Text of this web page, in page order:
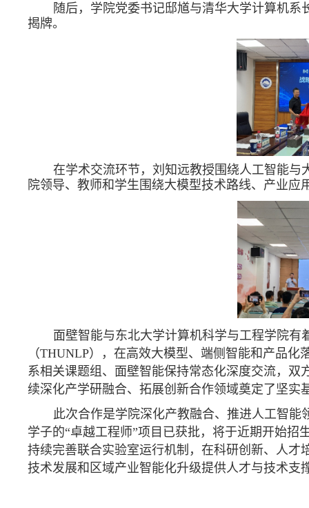
随后，学院党委书记邸馗与清华大学计算机系
揭牌。
在学术交流环节，刘知远教授围绕人工智能与
院领导、教师和学生围绕大模型技术路线、产业
面壁智能与东北大学计算机科学与工程学院有
（THUNLP），在高效大模型、端侧智能和产品化
系相关课题组、面壁智能保持常态化深度交流，双
续深化产学研融合、拓展创新合作领域奠定了坚实
此次合作是学院深化产教融合、推进人工智
学子的“卓越工程师”项目已获批，将于近期开始
持续完善联合实验室运行机制，在科研创新、人才
技术发展和区域产业智能化升级提供人才与技术支